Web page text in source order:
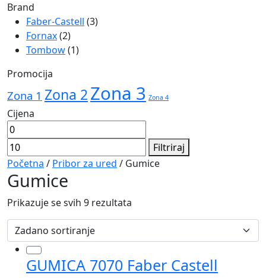
Brand
Faber-Castell (3)
Fornax(2)
Tombow(1)
Promocija
Zona 1 Zona 2Zona 3 Zona 4
Cijena
Min
cijena
cijena
Filtriraj
Početna / Pribor za ured / Gumice
Gumice
Prikazuje se svih 9 rezultata
GUMICA 7070 Faber Castell